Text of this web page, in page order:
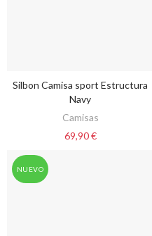
VER OPCIONES
Silbon Camisa sport Estructura
Navy
Camisas
69,90 €
NUEVO